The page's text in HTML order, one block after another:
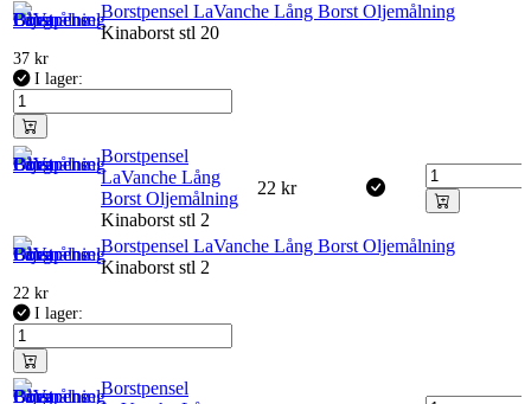
Borstpensel LaVanche Lång Borst Oljemålning
Kinaborst stl 20
37 kr
I lager:
Borstpensel
LaVanche Lång
Borst Oljemålning
Kinaborst stl 2
22 kr
Borstpensel LaVanche Lång Borst Oljemålning
Kinaborst stl 2
22 kr
I lager:
Borstpensel